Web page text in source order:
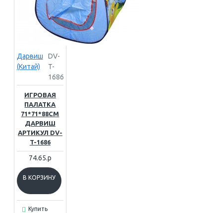
Дарвиш
(Китай)
DV-
T-
1686
ИГРОВАЯ
ПАЛАТКА
71*71*88СМ
ДАРВИШ
АРТИКУЛ DV-
T-1686
74.65.р
В КОРЗИНУ
Купить